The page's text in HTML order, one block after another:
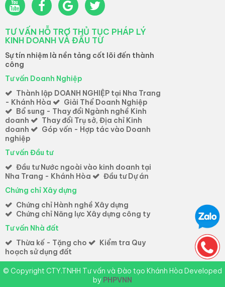
TƯ VẤN HỖ TRỢ THỦ TỤC PHÁP LÝ
KINH DOANH VÀ ĐẦU TƯ
Sự tín nhiệm là nền tảng cốt lõi đến thành
công
Tư vấn Doanh Nghiệp
Thành lập DOANH NGHIỆP tại Nha Trang
- Khánh Hòa
Giải Thể Doanh Nghiệp
Bổ sung - Thay đổi Ngành nghề Kinh
doanh
Thay đổi Trụ sở, Địa chỉ Kinh
doanh
Góp vốn - Hợp tác vào Doanh
nghiệp
Tư vấn Đầu tư
Đầu tư Nước ngoài vào kinh doanh tại
Nha Trang - Khánh Hòa
Đầu tư Dự án
Chứng chỉ Xây dựng
Chứng chỉ Hành nghề Xây dựng
Chứng chỉ Năng lực Xây dựng công ty
Tư vấn Nhà đất
Thừa kế - Tặng cho
Kiểm tra Quy
hoạch sử dụng đất
© Copyright CTY.TNHH Tư vấn và Đào tạo Khánh Hòa Developed
by PHPVNN